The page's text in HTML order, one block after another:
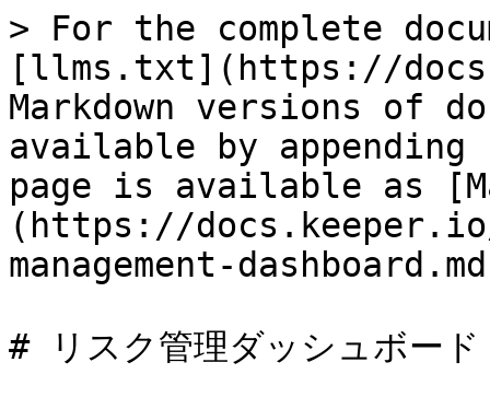
> For the complete
[llms.txt](https://
Markdown versions of
available by
page is available as
(https://
management-
# リスク管理ダッシュボード